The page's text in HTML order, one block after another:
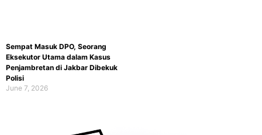
Sempat Masuk DPO, Seorang
Eksekutor Utama dalam Kasus
Penjambretan di Jakbar Dibekuk
Polisi
June 7, 2026